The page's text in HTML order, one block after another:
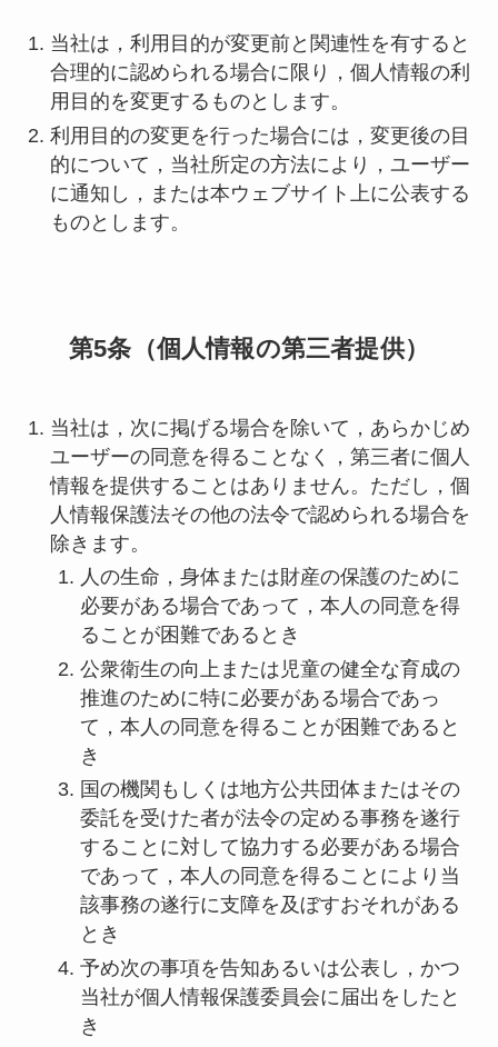
当社は，利用目的が変更前と関連性を有すると
合理的に認められる場合に限り，個人情報の利
用目的を変更するものとします。
利用目的の変更を行った場合には，変更後の目
的について，当社所定の方法により，ユーザー
に通知し，または本ウェブサイト上に公表する
ものとします。
第5条（個人情報の第三者提供）
当社は，次に掲げる場合を除いて，あらかじめ
ユーザーの同意を得ることなく，第三者に個人
情報を提供することはありません。ただし，個
人情報保護法その他の法令で認められる場合を
除きます。
人の生命，身体または財産の保護のために
必要がある場合であって，本人の同意を得
ることが困難であるとき
公衆衛生の向上または児童の健全な育成の
推進のために特に必要がある場合であっ
て，本人の同意を得ることが困難であると
き
国の機関もしくは地方公共団体またはその
委託を受けた者が法令の定める事務を遂行
することに対して協力する必要がある場合
であって，本人の同意を得ることにより当
該事務の遂行に支障を及ぼすおそれがある
とき
予め次の事項を告知あるいは公表し，かつ
当社が個人情報保護委員会に届出をしたと
き